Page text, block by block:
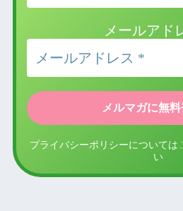
メールアド
プライバシーポリシーについては
い